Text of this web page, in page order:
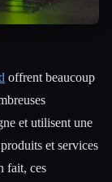
offrent beaucoup
et utilisent une
et services
fait, ces